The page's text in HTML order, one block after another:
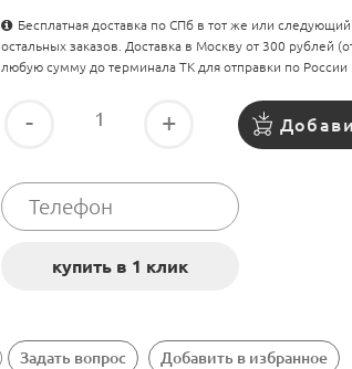
Бесплатная доставка по СПб в тот же или
остальных заказов. Доставка в Москву от 300 рублей
любую сумму до терминала ТК для отправки по России
- +
Задать вопрос Добавить в избранное